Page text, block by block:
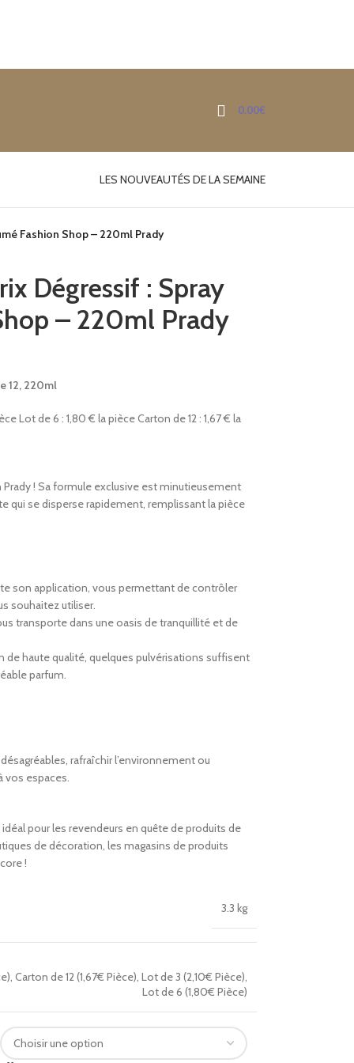
0.00€
LES NOUVEAUTÉS DE LA SEMAINE
Fashion Shop – 220ml Prady
Dégressif : Spray
– 220ml Prady
12, 220ml
Lot de 6 : 1,80 € la pièce Carton de 12 : 1,67 € la
! Sa formule exclusive est minutieusement
qui se disperse rapidement, remplissant la pièce
son application, vous permettant de contrôler
souhaitez utiliser.
transporte dans une oasis de tranquillité et de
de haute qualité, quelques pulvérisations suffisent
parfum.
rafraîchir l’environnement ou
vos espaces.
idéal pour les revendeurs en quête de produits de
de décoration, les magasins de produits
!
3.3 kg
Carton de 12 (1,67€ Pièce) Lot de 3 (2,10€ Pièce)
Lot de 6 (1,80€ Pièce)